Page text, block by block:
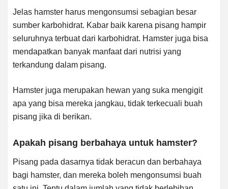
Jelas hamster harus mengonsumsi sebagian besar
sumber karbohidrat. Kabar baik karena pisang hampir
seluruhnya terbuat dari karbohidrat. Hamster juga bisa
mendapatkan banyak manfaat dari nutrisi yang
terkandung dalam pisang.
Hamster juga merupakan hewan yang suka mengigit
apa yang bisa mereka jangkau, tidak terkecuali buah
pisang jika di berikan.
Apakah pisang berbahaya untuk hamster?
Pisang pada dasarnya tidak beracun dan berbahaya
bagi hamster, dan mereka boleh mengonsumsi buah